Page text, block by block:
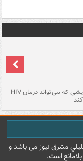
قرص آزمایشی که می‌تواند درمان HIV
مشرق نيوز می باشد و
است.